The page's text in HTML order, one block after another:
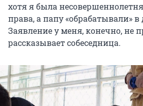
хотя я была
права, а папу «обрабатывали» в
Заявление у меня, конечно, не
рассказывает собеседница.